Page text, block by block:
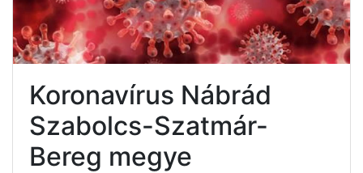
Koronavírus Nábrád
Szabolcs-Szatmár-
Bereg megye